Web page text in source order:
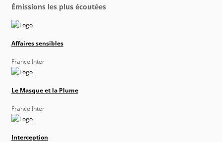
Émissions les plus écoutées
Affaires sensibles
France Inter
Le Masque et la Plume
France Inter
Interception